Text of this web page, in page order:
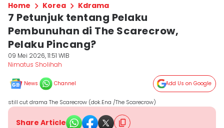
Home Korea Kdrama
7 Petunjuk tentang Pelaku
Pembunuhan di The Scarecrow,
Pelaku Pincang?
09 Mei 2026, 11:51 WIB
Nimatus Sholihah
News Channel Add Us on Google
still cut drama The Scarecrow (dok.Ena /The Scarecrow)
Share Article